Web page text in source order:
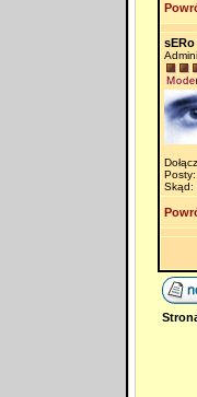
sERo
Skąd: